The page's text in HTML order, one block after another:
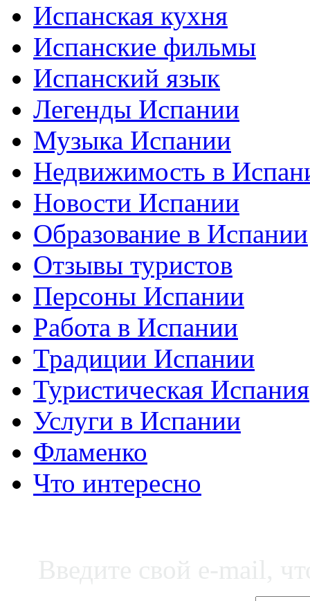
Испанская кухня
Испанские фильмы
Испанский язык
Легенды Испании
Музыка Испании
Недвижимость в
Новости Испании
Образование в Испании
Отзывы туристов
Персоны Испании
Работа в Испании
Традиции Испании
Туристическая Испания
Услуги в Испании
Фламенко
Что интересно